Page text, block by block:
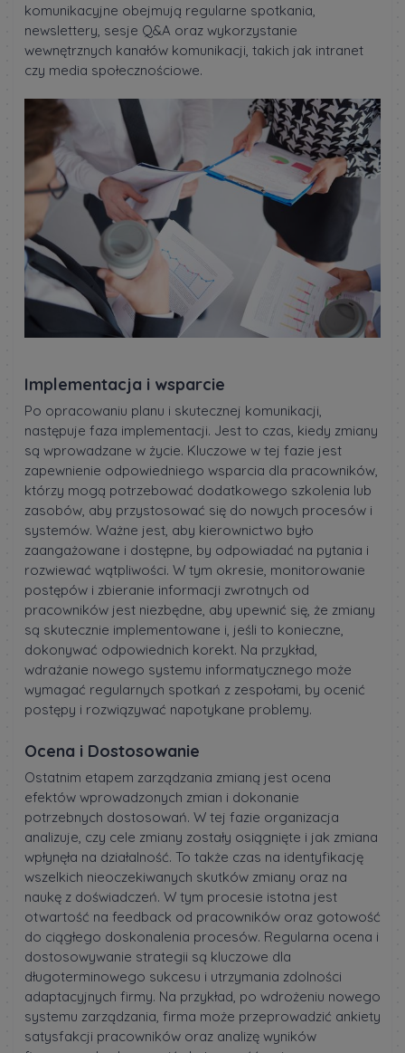
komunikacyjne obejmują regularne spotkania,
newslettery, sesje Q&A oraz wykorzystanie
wewnętrznych kanałów komunikacji, takich jak intranet
czy media społecznościowe.
Implementacja i wsparcie
Po opracowaniu planu i skutecznej komunikacji,
następuje faza implementacji. Jest to czas, kiedy zmiany
są wprowadzane w życie. Kluczowe w tej fazie jest
zapewnienie odpowiedniego wsparcia dla pracowników,
którzy mogą potrzebować dodatkowego szkolenia lub
zasobów, aby przystosować się do nowych procesów i
systemów. Ważne jest, aby kierownictwo było
zaangażowane i dostępne, by odpowiadać na pytania i
rozwiewać wątpliwości. W tym okresie, monitorowanie
postępów i zbieranie informacji zwrotnych od
pracowników jest niezbędne, aby upewnić się, że zmiany
są skutecznie implementowane i, jeśli to konieczne,
dokonywać odpowiednich korekt. Na przykład,
wdrażanie nowego systemu informatycznego może
wymagać regularnych spotkań z zespołami, by ocenić
postępy i rozwiązywać napotykane problemy.
Ocena i Dostosowanie
Ostatnim etapem zarządzania zmianą jest ocena
efektów wprowadzonych zmian i dokonanie
potrzebnych dostosowań. W tej fazie organizacja
analizuje, czy cele zmiany zostały osiągnięte i jak zmiana
wpłynęła na działalność. To także czas na identyfikację
wszelkich nieoczekiwanych skutków zmiany oraz na
naukę z doświadczeń. W tym procesie istotna jest
otwartość na feedback od pracowników oraz gotowość
do ciągłego doskonalenia procesów. Regularna ocena i
dostosowywanie strategii są kluczowe dla
długoterminowego sukcesu i utrzymania zdolności
adaptacyjnych firmy. Na przykład, po wdrożeniu nowego
systemu zarządzania, firma może przeprowadzić ankiety
satysfakcji pracowników oraz analizę wyników